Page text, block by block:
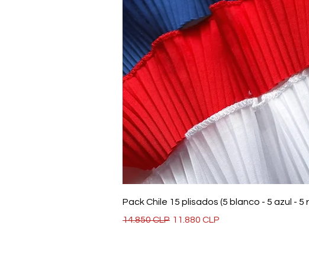
Pack Chile 15 plisados (5 blanco - 5 azul - 5
Precio
14.850 CLP Precio de oferta
11.880 CLP